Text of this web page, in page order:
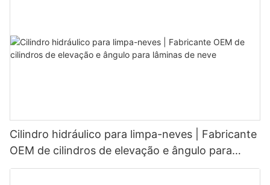
Cilindro hidráulico para limpa-neves | Fabricante
OEM de cilindros de elevação e ângulo para
lâminas de neve